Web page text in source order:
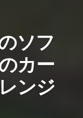
ソフ
カー
ンジ